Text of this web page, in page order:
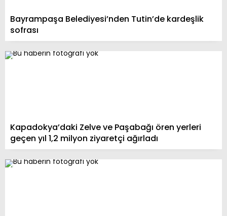
Bayrampaşa Belediyesi’nden Tutin’de kardeşlik
sofrası
Kapadokya’daki Zelve ve Paşabağı ören yerleri
geçen yıl 1,2 milyon ziyaretçi ağırladı